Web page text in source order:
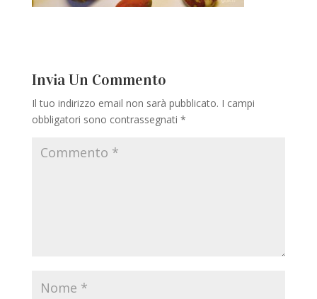
Invia Un Commento
Il tuo indirizzo email non sarà pubblicato. I campi
obbligatori sono contrassegnati *